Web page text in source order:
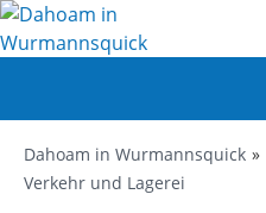
Dahoam in Wurmannsquick
Verkehr und Lagerei